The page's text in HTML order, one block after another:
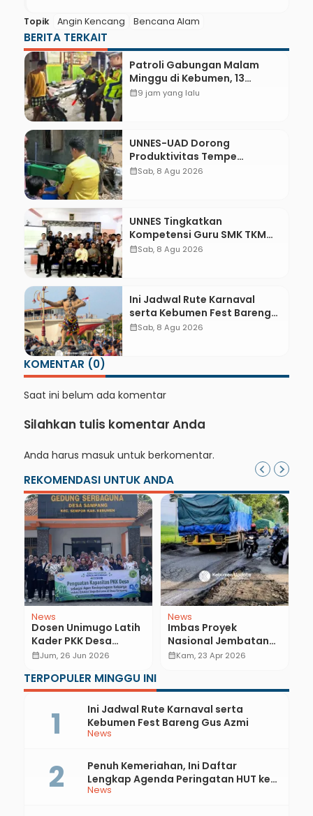
Topik Angin Kencang Bencana Alam
BERITA TERKAIT
Patroli Gabungan Malam
Minggu di Kebumen, 13
Kendaraan Terjaring Razia
calendar_month9 jam yang lalu
UNNES-UAD Dorong
Produktivitas Tempe
Bungkus Daun Desa Meles,
calendar_monthSab, 8 Agu 2026
UNNES Tingkatkan
Kompetensi Guru SMK TKM
Pertambangan Kebumen
calendar_monthSab, 8 Agu 2026
Ini Jadwal Rute Karnaval
serta Kebumen Fest Bareng
Gus Azmi
calendar_monthSab, 8 Agu 2026
KOMENTAR (0)
Saat ini belum ada komentar
Silahkan tulis komentar Anda
Anda harus masuk untuk berkomentar.
REKOMENDASI UNTUK ANDA
News
Dosen Unimugo Latih
Kader PKK Desa
Sampang Jadi Agen
calendar_monthJum, 26 Jun 2026
News
Imbas Proyek
Nasional Jembatan
Karanganyar: Jalan
Butuh Perhatian
Khusus
calendar_monthKam, 23 Apr 2026
TERPOPULER MINGGU INI
News
Ini Jadwal Rute Karnaval serta
Kebumen Fest Bareng Gus Azmi
News
Penuh Kemeriahan, Ini Daftar
Lengkap Agenda Peringatan HUT ke-
81 RI dan Hari Jadi ke-397 Kabupaten